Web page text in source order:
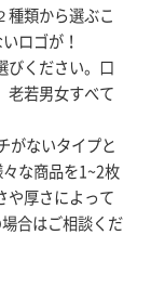
種類から選ぶこ
ロゴが！
びください。口
老若男女すべて
がないタイプと
な商品を1~2枚
や厚さによって
合はご相談くだ